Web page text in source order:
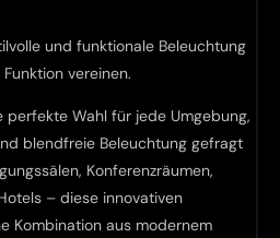
und funktionale Beleuchtung
vereinen.
Wahl für jede Umgebung,
blendfreie Beleuchtung gefragt
Konferenzräumen,
– diese innovativen
Kombination aus modernem